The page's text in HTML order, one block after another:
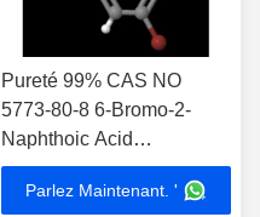
Pureté 99% CAS NO
5773-80-8 6-Bromo-2-
Naphthoic Acid
Adapalene intermédiaire
Parlez Maintenant. '